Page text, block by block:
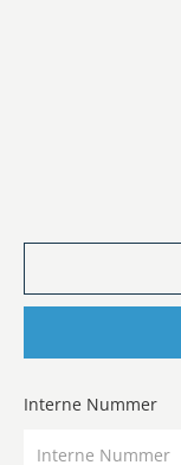
Interne Nummer